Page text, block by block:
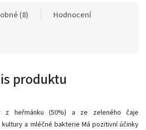
(8) Hodnocení
produktu
z heřmánku (50%) a ze zeleného čaje
a mléčné bakterie Má pozitivní účinky